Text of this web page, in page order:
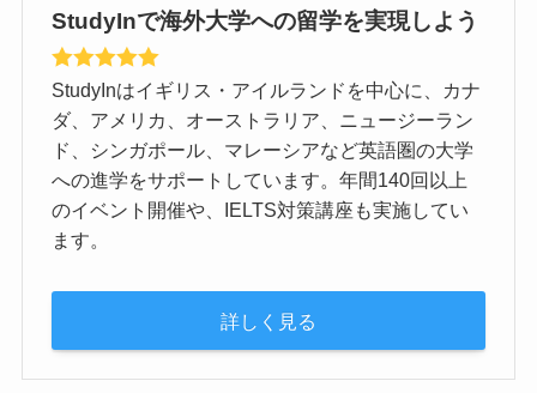
StudyInで海外大学への留学を実現しよう
StudyInはイギリス・アイルランドを中心に、カナ
ダ、アメリカ、オーストラリア、ニュージーラン
ド、シンガポール、マレーシアなど英語圏の大学
への進学をサポートしています。年間140回以上
のイベント開催や、IELTS対策講座も実施してい
ます。
詳しく見る